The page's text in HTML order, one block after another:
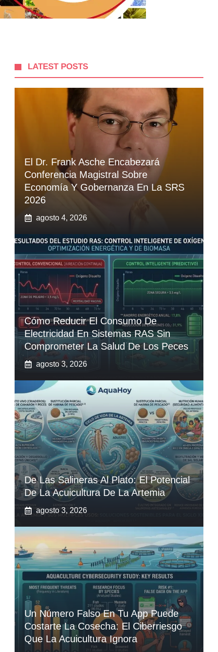
LATEST POSTS
El Dr. Frank Asche Encabezará
Conferencia Magistral Sobre
Economía Y Gobernanza En La SRS
2026
agosto 4, 2026
Cómo Reducir El Consumo De
Electricidad En Sistemas RAS Sin
Comprometer La Salud De Los Peces
agosto 3, 2026
De Las Salineras Al Plato: El Potencial
De La Acuicultura De La Artemia
agosto 3, 2026
Un Número Falso En Tu App Puede
Costarte La Cosecha: El Ciberriesgo
Que La Acuicultura Ignora